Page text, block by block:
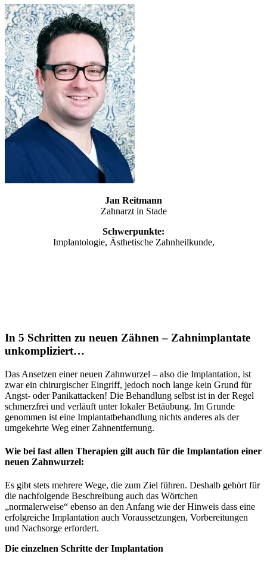
Jan Reitmann
Zahnarzt in Stade
Schwerpunkte:
Implantologie, Ästhetische Zahnheilkunde,
In 5 Schritten zu neuen Zähnen – Zahnimplantate
unkompliziert…
Das Ansetzen einer neuen Zahnwurzel – also die Implantation, ist
zwar ein chirurgischer Eingriff, jedoch noch lange kein Grund für
Angst- oder Panikattacken! Die Behandlung selbst ist in der Regel
schmerzfrei und verläuft unter lokaler Betäubung. Im Grunde
genommen ist eine Implantatbehandlung nichts anderes als der
umgekehrte Weg einer Zahnentfernung.
Wie bei fast allen Therapien gilt auch für die Implantation einer
neuen Zahnwurzel:
Es gibt stets mehrere Wege, die zum Ziel führen. Deshalb gehört für
die nachfolgende Beschreibung auch das Wörtchen
„normalerweise“ ebenso an den Anfang wie der Hinweis dass eine
erfolgreiche Implantation auch Voraussetzungen, Vorbereitungen
und Nachsorge erfordert.
Die einzelnen Schritte der Implantation